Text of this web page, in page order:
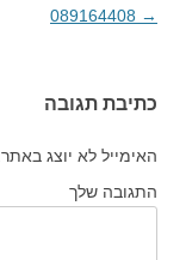
ניווט בפוסטים
→
כתיבת תגובה
האימייל לא יוצג באתר.
התגובה שלך